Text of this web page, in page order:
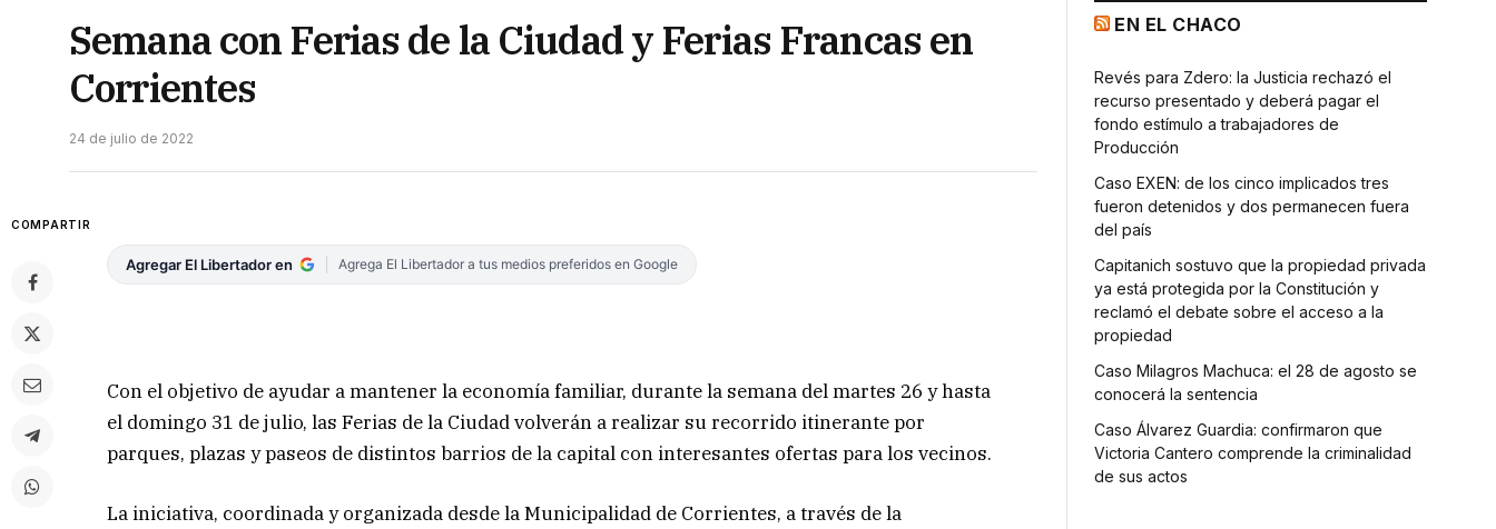
Semana con Ferias de la Ciudad y Ferias Francas en
Corrientes
24 de julio de 2022
COMPARTIR
Agregar El Libertador en Agrega El Libertador a tus medios preferidos en Google
Con el objetivo de ayudar a mantener la economía familiar, durante la semana del martes 26 y hasta
el domingo 31 de julio, las Ferias de la Ciudad volverán a realizar su recorrido itinerante por
parques, plazas y paseos de distintos barrios de la capital con interesantes ofertas para los vecinos.
La iniciativa, coordinada y organizada desde la Municipalidad de Corrientes, a través de la
EN EL CHACO
Revés para Zdero: la Justicia rechazó el
recurso presentado y deberá pagar el
fondo estímulo a trabajadores de
Producción
Caso EXEN: de los cinco implicados tres
fueron detenidos y dos permanecen fuera
del país
Capitanich sostuvo que la propiedad privada
ya está protegida por la Constitución y
reclamó el debate sobre el acceso a la
propiedad
Caso Milagros Machuca: el 28 de agosto se
conocerá la sentencia
Caso Álvarez Guardia: confirmaron que
Victoria Cantero comprende la criminalidad
de sus actos